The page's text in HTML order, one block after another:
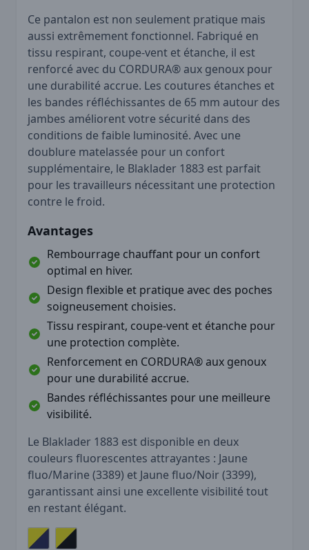
Ce pantalon est non seulement pratique mais
aussi extrêmement fonctionnel. Fabriqué en
tissu respirant, coupe-vent et étanche, il est
renforcé avec du CORDURA® aux genoux pour
une durabilité accrue. Les coutures étanches et
les bandes réfléchissantes de 65 mm autour des
jambes améliorent votre sécurité dans des
conditions de faible luminosité. Avec une
doublure matelassée pour un confort
supplémentaire, le Blaklader 1883 est parfait
pour les travailleurs nécessitant une protection
contre le froid.
Avantages
Rembourrage chauffant pour un confort
optimal en hiver.
Design flexible et pratique avec des poches
soigneusement choisies.
Tissu respirant, coupe-vent et étanche pour
une protection complète.
Renforcement en CORDURA® aux genoux
pour une durabilité accrue.
Bandes réfléchissantes pour une meilleure
visibilité.
Le Blaklader 1883 est disponible en deux
couleurs fluorescentes attrayantes : Jaune
fluo/Marine (3389) et Jaune fluo/Noir (3399),
garantissant ainsi une excellente visibilité tout
en restant élégant.